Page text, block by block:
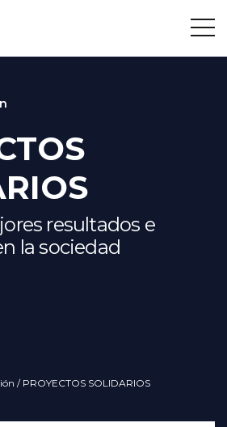
resultados e
la sociedad
/ PROYECTOS SOLIDARIOS